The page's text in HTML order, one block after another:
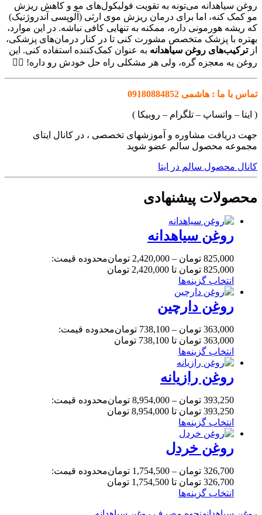
روغن سیاهدانه می‌تونه به تقویت فولیکول‌های مو و کاهش ریزش
مو کمک کنه، اما برای درمان ریزش موی ارثی (آلوپسی آندروژنیک)
که ریشه هورمونی داره، ممکنه به تنهایی کافی نباشه. در این موارد،
بهتره با پزشک متخصص مشورت کنی تا در کنار درمان‌های پزشکی،
ازترکیب‌های روغن سیاهدانه به عنوان کمک‌کننده استفاده کنی. این
روغن یه معجزه گره، ولی هر مشکلی راه حل خودش رو داره! 🧑‍⚕️
تماس با ما : هاشمی 09180884852
( ایتا – واتساپ – تلگرام – روبیکا )
جهت دریافت مشاوره و آموزشهای تخصصی ، در کانال ایتای
مجموعه محصول سالم عضو شوید
کانال محصول سالم در ایتا
محصولات پیشنهادی
روغن سیاهدانه
825,000 تومان –
2,420,000 تومانمحدوده قیمت:
825,000 تومان تا 2,420,000 تومان
انتخاب گزینه‌ها
روغن دارچین
363,000 تومان –
738,100 تومانمحدوده قیمت:
363,000 تومان تا 738,100 تومان
انتخاب گزینه‌ها
روغن رازیانه
393,250 تومان –
8,954,000 تومانمحدوده قیمت:
393,250 تومان تا 8,954,000 تومان
انتخاب گزینه‌ها
روغن خردل
326,700 تومان –
1,754,500 تومانمحدوده قیمت:
326,700 تومان تا 1,754,500 تومان
انتخاب گزینه‌ها